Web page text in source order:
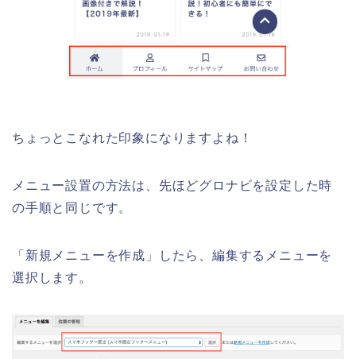
ちょっとこなれた印象になりますよね！
メニュー設置の方法は、先ほどグロナビを設定した時
の手順と同じです。
「新規メニューを作成」したら、編集するメニューを
選択します。